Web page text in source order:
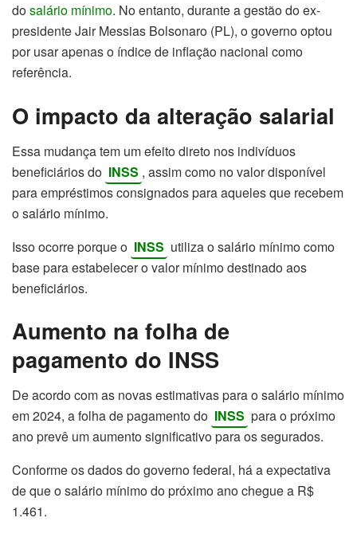
dosalário mínimo. No entanto, durante a gestão do ex-
presidente Jair Messias Bolsonaro (PL), o governo optou
por usar apenas o índice de inflação nacional como
referência.
O impacto da alteração salarial
Essa mudança tem um efeito direto nos indivíduos
beneficiários do INSS , assim como no valor disponível
para empréstimos consignados para aqueles que recebem
o salário mínimo.
Isso ocorre porque o INSS utiliza o salário mínimo como
base para estabelecer o valor mínimo destinado aos
beneficiários.
Aumento na folha de
pagamento do INSS
De acordo com as novas estimativas para o salário mínimo
em 2024, a folha de pagamento do INSS para o próximo
ano prevê um aumento significativo para os segurados.
Conforme os dados do governo federal, há a expectativa
de que o salário mínimo do próximo ano chegue a R$
1.461.